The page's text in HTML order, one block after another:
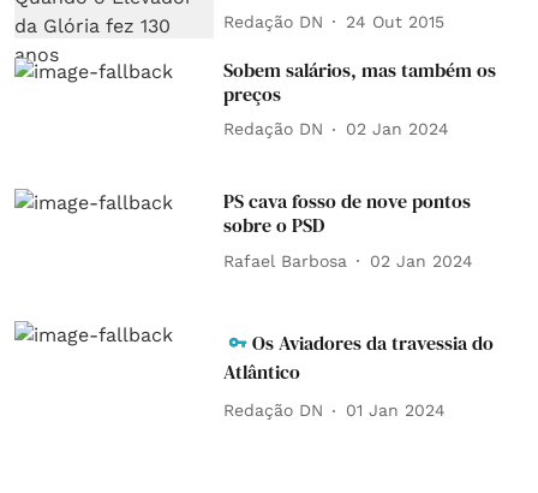
Redação DN 24 Out 2015
Sobem salários, mas também os
preços
Redação DN 02 Jan 2024
PS cava fosso de nove pontos
sobre o PSD
Rafael Barbosa 02 Jan 2024
Os Aviadores da travessia do
Atlântico
Redação DN 01 Jan 2024